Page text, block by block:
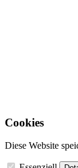
Cookies
Diese Website